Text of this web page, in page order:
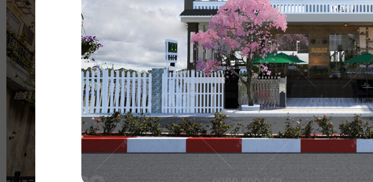
THE STREET "NHẬU CÓ
CHẤT"
The Street được dựa trên văn hóa vỉa hè độc đáo, xen lẫn hơi
thở của đường phố, mang đến vẻ đẹp Việt Nam đặc trưng
cho thực khách
Chi tiết